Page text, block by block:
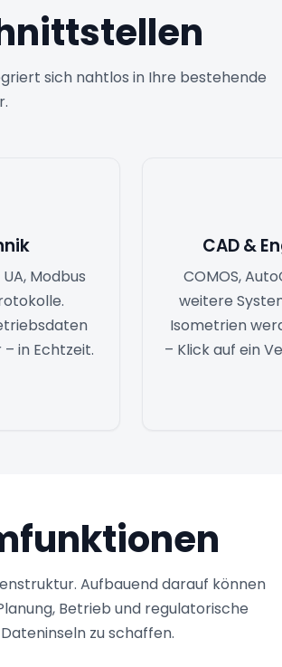
sich nahtlos in Ihre bestehende
Modbus
in Echtzeit.
CAD &
COMOS,
weitere
Isometrien
– Klick auf ein
Aufbauend darauf können
Betrieb und regulatorische
zu schaffen.